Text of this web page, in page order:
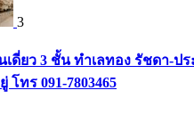
3
ดี่ยว 3 ชั้น ทำเลทอง รัชดา-ป
ทร 091-7803465